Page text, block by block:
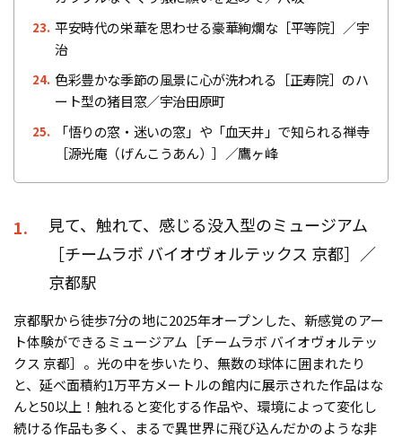
23. 平安時代の栄華を思わせる豪華絢爛な［平等院］／宇
治
24. 色彩豊かな季節の風景に心が洗われる［正寿院］のハ
ート型の猪目窓／宇治田原町
25.
「悟りの窓・迷いの窓」や「血天井」で知られる禅寺
［源光庵（げんこうあん）］／鷹ヶ峰
1.
見て、触れて、感じる没入型のミュージアム
［チームラボ バイオヴォルテックス 京都］／
京都駅
京都駅から徒歩7分の地に2025年オープンした、新感覚のアー
ト体験ができるミュージアム［チームラボ バイオヴォルテッ
クス 京都］。光の中を歩いたり、無数の球体に囲まれたり
と、延べ面積約1万平方メートルの館内に展示された作品はな
んと50以上！触れると変化する作品や、環境によって変化し
続ける作品も多く、まるで異世界に飛び込んだかのような非